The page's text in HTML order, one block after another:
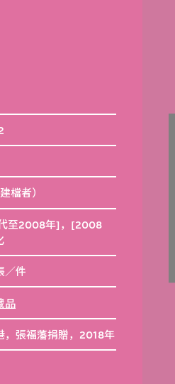
建檔者）
至2008年]，[2008
／件
品
，張福藩捐贈，2018年